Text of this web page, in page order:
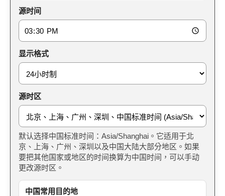
源时间
显示格式
源时区
默认选择中国标准时间：Asia/Shanghai。它适用于北
京、上海、广州、深圳以及中国大陆大部分地区。如果
要把其他国家或地区的时间换算为中国时间，可以手动
更改源时区。
中国常用目的地